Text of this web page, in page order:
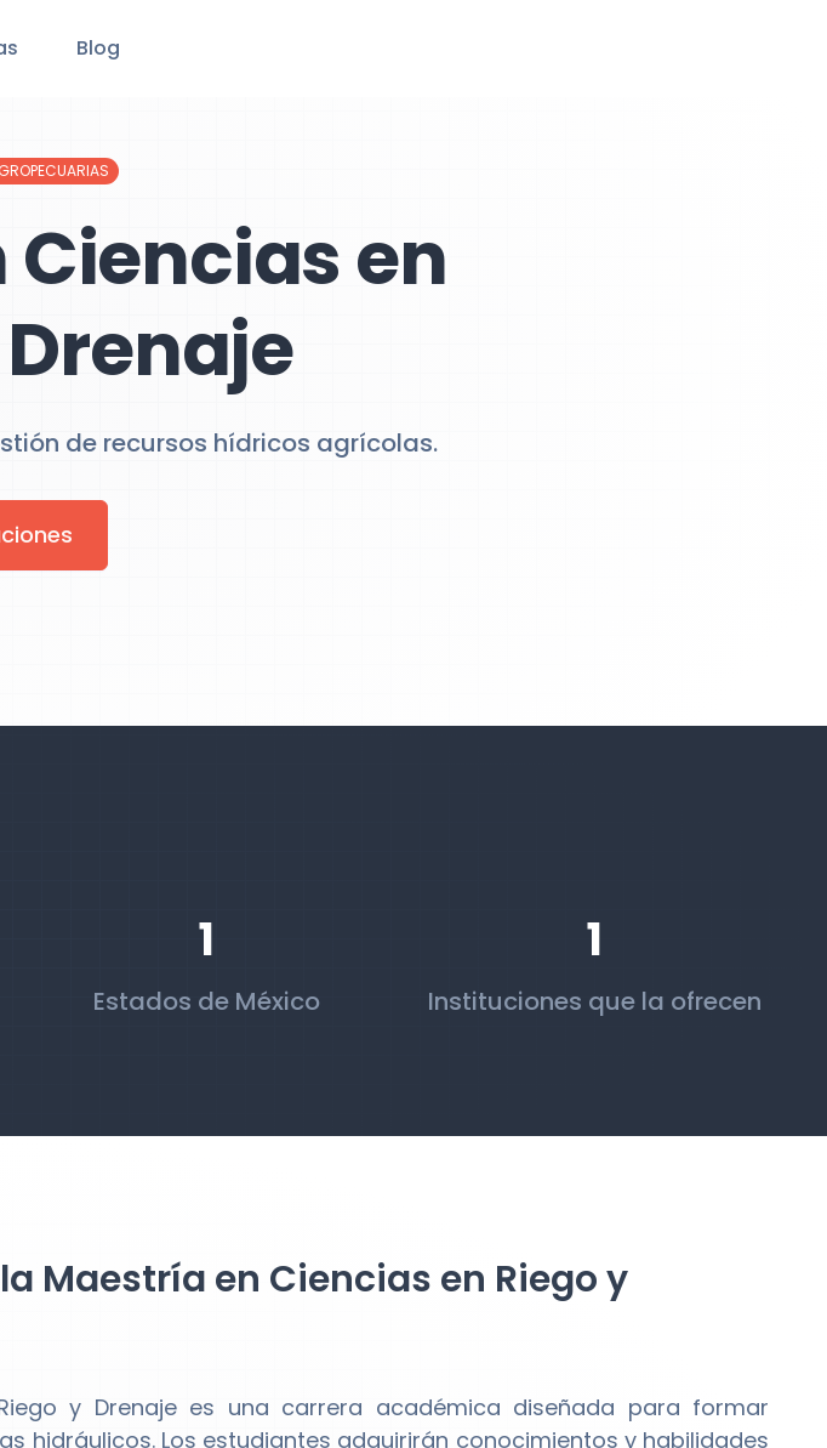
Blog
en
de recursos hídricos agrícolas.
1
Estados de México
1
Instituciones que la ofrecen
Maestría en Ciencias en Riego y
y Drenaje es una carrera académica diseñada para formar
hidráulicos. Los estudiantes adquirirán conocimientos y habilidades